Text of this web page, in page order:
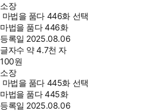
소장
마법을 품다 446화 선택
마법을 품다 446화
등록일 2025.08.06
글자수 약 4.7천 자
100원
소장
마법을 품다 445화 선택
마법을 품다 445화
등록일 2025.08.06